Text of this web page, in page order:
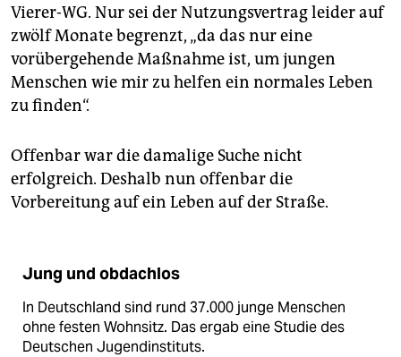
Vierer-WG. Nur sei der Nutzungsvertrag leider auf
zwölf Monate begrenzt, „da das nur eine
vorübergehende Maßnahme ist, um jungen
Menschen wie mir zu helfen ein normales Leben
zu finden“.
Offenbar war die damalige Suche nicht
erfolgreich. Deshalb nun offenbar die
Vorbereitung auf ein Leben auf der Straße.
Jung und obdachlos
In Deutschland sind rund 37.000 junge Menschen
ohne festen Wohnsitz. Das ergab eine Studie des
Deutschen Jugendinstituts.